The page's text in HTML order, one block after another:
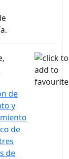
de
y
de
de